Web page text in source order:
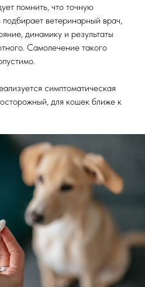
помнить, что точную
ветеринарный врач,
динамику и результаты
Самолечение такого
симптоматическая
для кошек ближе к